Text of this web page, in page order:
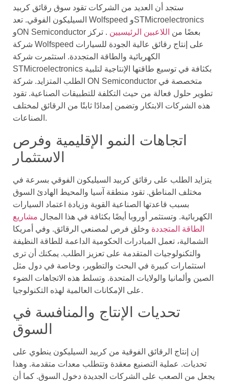
ستجد أن العديد من الشركات تقود سوق رقائق كربيد
السيليكون الفوقي. تعد Wolfspeed وSTMicroelectronics
وON Semiconductor بعضًا من اللاعبين الرئيسيين . تركز
شركة Wolfspeed على إنتاج رقائق عالية الجودة للسيارات
الكهربائية والطاقة المتجددة. استثمرت شركة
STMicroelectronics بكثافة في توسيع طاقتها الإنتاجية لتلبية
الطلب المتزايد. شركة ON Semiconductor متخصصة في
تطوير حلول فعالة من حيث التكلفة للتطبيقات الصناعية. تقود
هذه الشركات الابتكار وتضمن إمدادًا ثابتًا من الرقائق لمختلف
الصناعات.
اتجاهات النمو الإقليمية وفرص
الاستثمار
يتزايد الطلب على رقائق كربيد السيليكون الفوقي بسرعة في
مختلف المناطق. تقود منطقة آسيا والمحيط الهادئ السوق
بسبب قاعدتها الصناعية القوية وزيادة اعتماد السيارات
الكهربائية. وتستثمر أوروبا أيضًا بكثافة في هذا المجال مشاريع
الطاقة المتجددة وخلق فرص لمصنعي الرقائق. وفي أمريكا
الشمالية، تعمل المبادرات الحكومية الداعمة للطاقة النظيفة
والتكنولوجيات المتقدمة على تعزيز الطلب. يمكنك أن ترى
استثمارات كبيرة في البحث والتطوير، وخاصة في دول مثل
الصين وألمانيا والولايات المتحدة. وتسلط هذه الاتجاهات الضوء
على الإمكانات العالمية لهذه التكنولوجيا.
تحديات الإنتاج والمنافسة في
السوق
إن إنتاج الرقائق الفوقية من كربيد السيليكون ينطوي على
تحديات. عملية التصنيع معقدة وتتطلب معدات متقدمة. وهذا
يجعل من الصعب على الشركات الجديدة دخول السوق. كما أن